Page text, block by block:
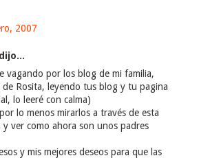
2007
dijo...
vagando por los blog de mi familia,
Rosita, leyendo tus blog y tu pagina
lo leeré con calma)
lo menos mirarlos a través de esta
ver como ahora son unos padres
y mis mejores deseos para que las